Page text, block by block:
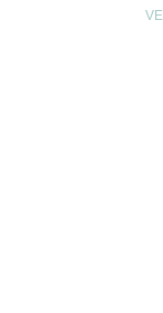
Devoluciones
Política de